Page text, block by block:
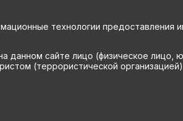
технологии предоставления
сайте лицо (физическое лицо,
(террористической